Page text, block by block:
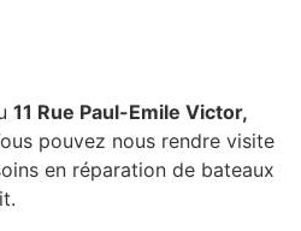
11 Rue Paul-Emile Victor,
pouvez nous rendre visite
en réparation de bateaux